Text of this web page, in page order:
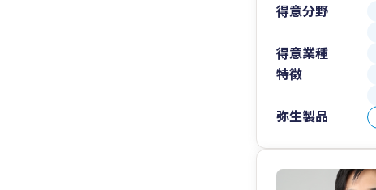
得意分野
得意業種
特徴
弥生製品